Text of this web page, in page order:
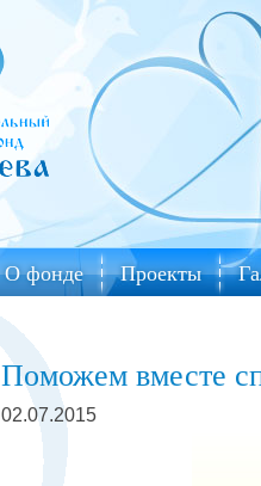
О фонде Проекты
Поможем вместе
02.07.2015